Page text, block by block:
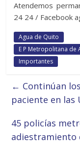
Atendemos
24 24 / Facebook
Agua de Quito
E P Metropolitana de
Importantes
← Continúan
paciente en las
45 policías
adiestramiento